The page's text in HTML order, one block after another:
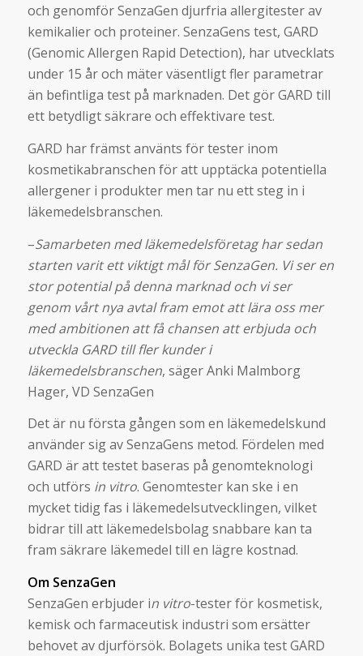
och genomför SenzaGen djurfria allergitester av
kemikalier och proteiner. SenzaGens test, GARD
(Genomic Allergen Rapid Detection), har utvecklats
under 15 år och mäter väsentligt fler parametrar
än befintliga test på marknaden. Det gör GARD till
ett betydligt säkrare och effektivare test.
GARD har främst använts för tester inom
kosmetikabranschen för att upptäcka potentiella
allergener i produkter men tar nu ett steg in i
läkemedelsbranschen.
–Samarbeten med läkemedelsföretag har sedan
starten varit ett viktigt mål för SenzaGen. Vi ser en
stor potential på denna marknad och vi ser
genom vårt nya avtal fram emot att lära oss mer
med ambitionen att få chansen att erbjuda och
utveckla GARD till fler kunder i
läkemedelsbranschen, säger Anki Malmborg
Hager, VD SenzaGen
Det är nu första gången som en läkemedelskund
använder sig av SenzaGens metod. Fördelen med
GARD är att testet baseras på genomteknologi
och utförs in vitro. Genomtester kan ske i en
mycket tidig fas i läkemedelsutvecklingen, vilket
bidrar till att läkemedelsbolag snabbare kan ta
fram säkrare läkemedel till en lägre kostnad.
Om SenzaGen
SenzaGen erbjuder in vitro-tester för kosmetisk,
kemisk och farmaceutisk industri som ersätter
behovet av djurförsök. Bolagets unika test GARD